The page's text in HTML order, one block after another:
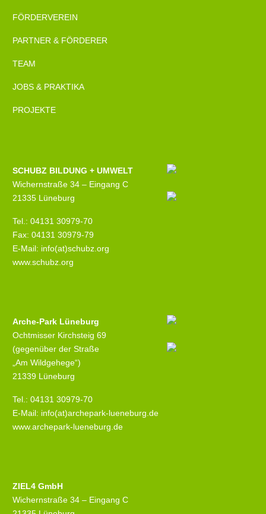
FÖRDERVEREIN
PARTNER & FÖRDERER
TEAM
JOBS & PRAKTIKA
PROJEKTE
SCHUBZ BILDUNG + UMWELT
Wichernstraße 34 – Eingang C
21335 Lüneburg
Tel.: 04131 30979-70
Fax: 04131 30979-79
E-Mail: info(at)schubz.org
www.schubz.org
Arche-Park Lüneburg
Ochtmisser Kirchsteig 69
(gegenüber der Straße
„Am Wildgehege“)
21339 Lüneburg
Tel.: 04131 30979-70
E-Mail: info(at)archepark-lueneburg.de
www.archepark-lueneburg.de
ZIEL4 GmbH
Wichernstraße 34 – Eingang C